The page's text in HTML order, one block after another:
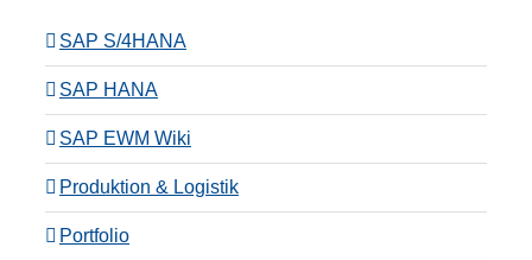
SAP S/4HANA
SAP HANA
SAP EWM Wiki
Produktion & Logistik
Portfolio